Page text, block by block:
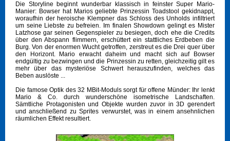
Die Storyline beginnt wunderbar klassisch in feinster Super Mario-
Manier: Bowser hat Marios geliebte Prinzessin Toadstool gekidnappt,
woraufhin der heroische Klempner das Schloss des Unholds infiltriert
um seine Liebste zu befreien. Im finalen Showdown gelingt es Mister
Latzhose gar seinen Gegenspieler zu besiegen, doch ehe die Credits
über den Abspann flimmern, erschüttert ein stattliches Erdbeben die
Burg. Von der enormen Wucht getroffen, zerstreut es die Drei quer über
den Horizont. Mario erwacht daheim und macht sich auf Bowser
endgültig zu bezwingen und die Prinzessin zu retten, gleichzeitig gilt es
mehr über das mysteriöse Schwert herauszufinden, welches das
Beben auslöste ...
Die famose Optik des 32 MBit-Moduls sorgt für offene Münder: Ihr lenkt
Mario & Co. durch wunderschöne isometrische Landschaften.
Sämtliche Protagonisten und Objekte wurden zuvor in 3D gerendert
und anschließend zu Sprites verwurstet, was in einem ansehnlichen
räumlichen Effekt resultiert.